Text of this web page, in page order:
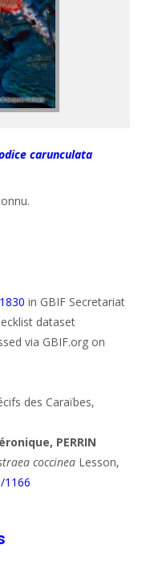
carunculata
in GBIF Secretariat
dataset
via GBIF.org on
des Caraïbes,
PERRIN
coccinea Lesson,
1166